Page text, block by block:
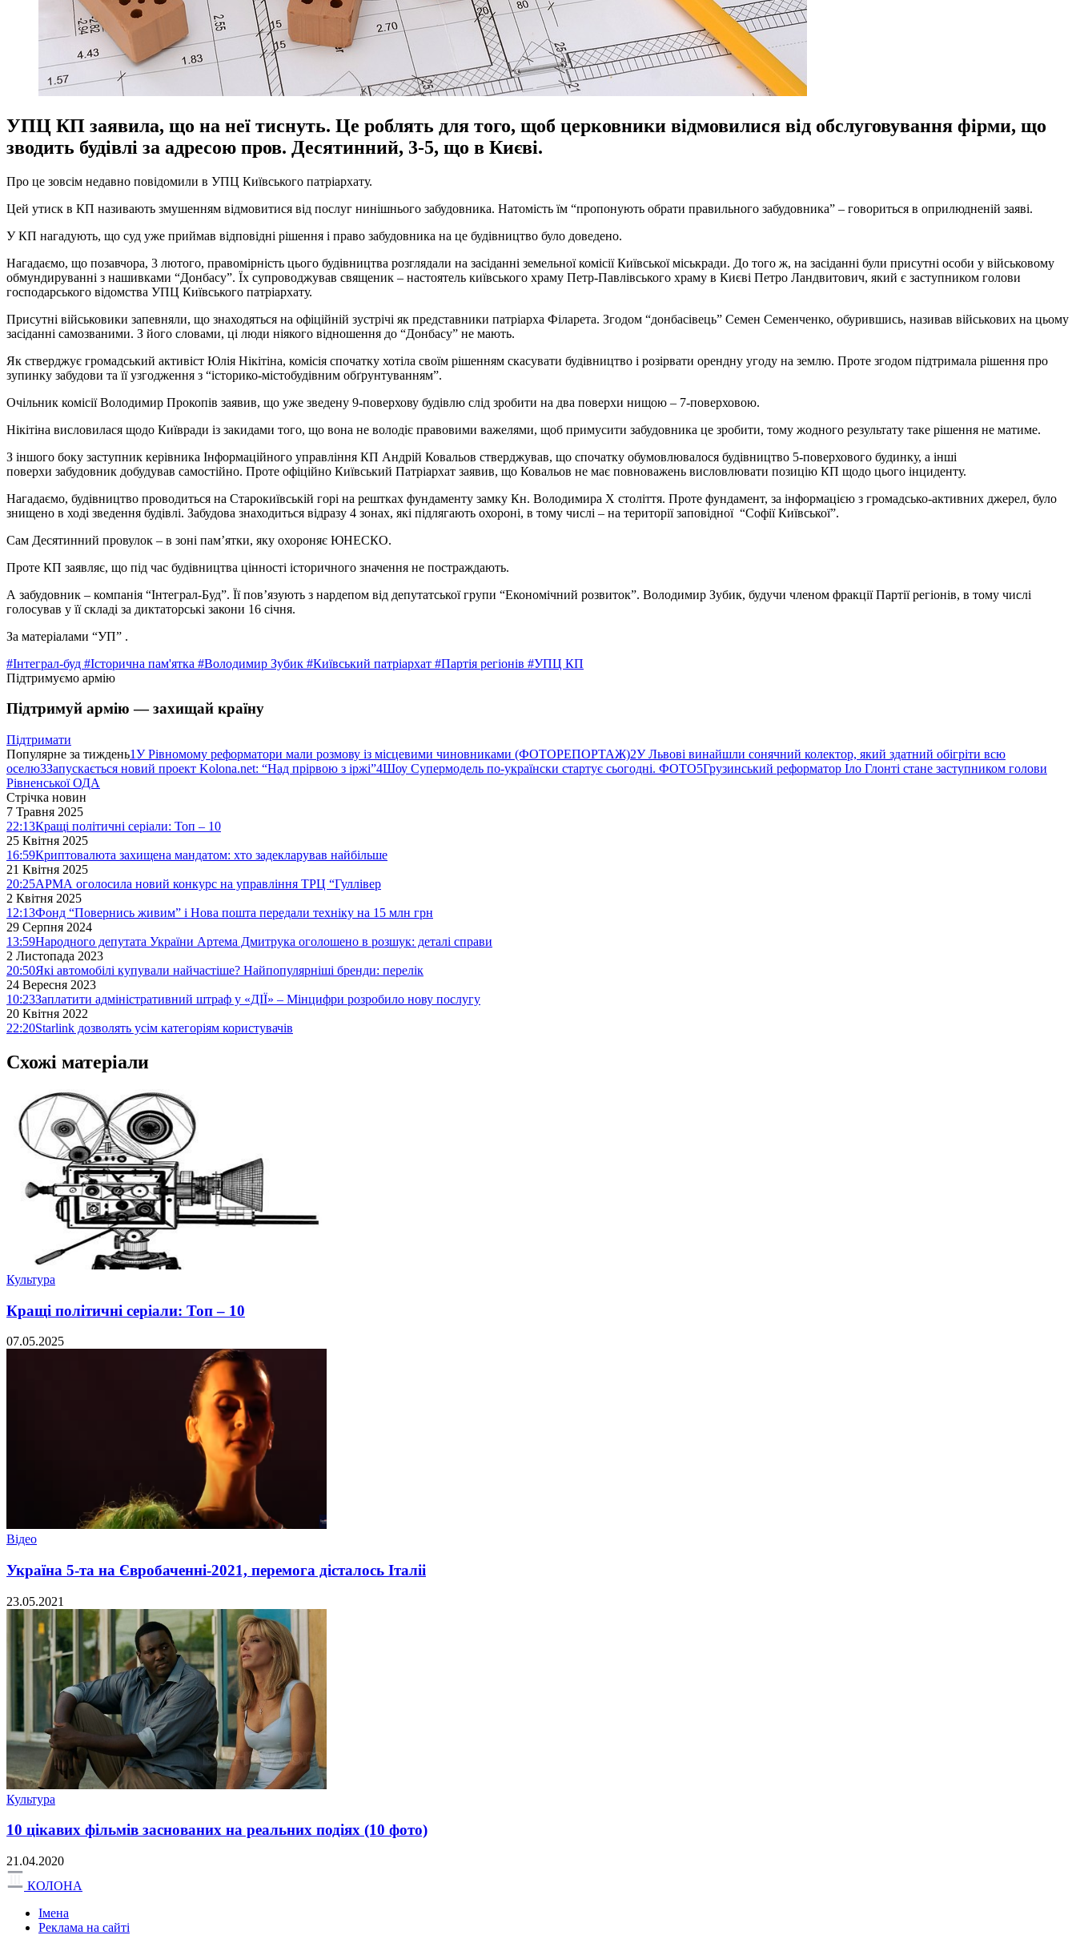
УПЦ КП заявила, що на неї тиснуть. Це роблять для того, щоб церковники відмовилися від обслуговування фірми, що
зводить будівлі за адресою пров. Десятинний, 3-5, що в Києві.
Про це зовсім недавно повідомили в УПЦ Київського патріархату.
Цей утиск в КП називають змушенням відмовитися від послуг нинішнього забудовника. Натомість їм “пропонують обрати правильного забудовника” – говориться в оприлюдненій заяві.
У КП нагадують, що суд уже приймав відповідні рішення і право забудовника на це будівництво було доведено.
Нагадаємо, що позавчора, 3 лютого, правомірність цього будівництва розглядали на засіданні земельної комісії Київської міськради. До того ж, на засіданні були присутні особи у військовому
обмундируванні з нашивками “Донбасу”. Їх супроводжував священик – настоятель київського храму Петр-Павлівського храму в Києві Петро Ландвитович, який є заступником голови
господарського відомства УПЦ Київського патріархату.
Присутні військовики запевняли, що знаходяться на офіційній зустрічі як представники патріарха Філарета. Згодом “донбасівець” Семен Семенченко, обурившись, називав військових на цьому
засіданні самозваними. З його словами, ці люди ніякого відношення до “Донбасу” не мають.
Як стверджує громадський активіст Юлія Нікітіна, комісія спочатку хотіла своїм рішенням скасувати будівництво і розірвати орендну угоду на землю. Проте згодом підтримала рішення про
зупинку забудови та її узгодження з “історико-містобудівним обґрунтуванням”.
Очільник комісії Володимир Прокопів заявив, що уже зведену 9-поверхову будівлю слід зробити на два поверхи нищою – 7-поверховою.
Нікітіна висловилася щодо Київради із закидами того, що вона не володіє правовими важелями, щоб примусити забудовника це зробити, тому жодного результату таке рішення не матиме.
З іншого боку заступник керівника Інформаційного управління КП Андрій Ковальов стверджував, що спочатку обумовлювалося будівництво 5-поверхового будинку, а інші
поверхи забудовник добудував самостійно. Проте офіційно Київський Патріархат заявив, що Ковальов не має повноважень висловлювати позицію КП щодо цього інциденту.
Нагадаємо, будівництво проводиться на Старокиївській горі на рештках фундаменту замку Кн. Володимира X століття. Проте фундамент, за інформацією з громадсько-активних джерел, було
знищено в ході зведення будівлі. Забудова знаходиться відразу 4 зонах, які підлягають охороні, в тому числі – на території заповідної “Софії Київської”.
Сам Десятинний провулок – в зоні пам’ятки, яку охороняє ЮНЕСКО.
Проте КП заявляє, що під час будівництва цінності історичного значення не постраждають.
А забудовник – компанія “Інтеграл-Буд”. Її пов’язують з нардепом від депутатської групи “Економічний розвиток”. Володимир Зубик, будучи членом фракції Партії регіонів, в тому числі
голосував у її складі за диктаторські закони 16 січня.
За матеріалами “УП” .
#Інтеграл-буд #Історична пам'ятка #Володимир Зубик #Київський патріархат #Партія регіонів #УПЦ КП
Підтримуємо армію
Підтримуй армію — захищай країну
Підтримати
Популярне за тиждень1У Рівномому реформатори мали розмову із місцевими чиновниками (ФОТОРЕПОРТАЖ)2У Львові винайшли сонячний колектор, який здатний обігріти всю
оселю3Запускається новий проект Kolona.net: “Над прірвою з іржі”4Шоу Супермодель по-українски стартує сьогодні. ФОТО5Грузинський реформатор Іло Глонті стане заступником голови
Рівненської ОДА
Стрічка новин
7 Травня 2025
22:13Кращі політичні серіали: Топ – 10
25 Квітня 2025
16:59Криптовалюта захищена мандатом: хто задекларував найбільше
21 Квітня 2025
20:25АРМА оголосила новий конкурс на управління ТРЦ “Гуллівер
2 Квітня 2025
12:13Фонд “Повернись живим” і Нова пошта передали техніку на 15 млн грн
29 Серпня 2024
13:59Народного депутата України Артема Дмитрука оголошено в розшук: деталі справи
2 Листопада 2023
20:50Які автомобілі купували найчастіше? Найпопулярніші бренди: перелік
24 Вересня 2023
10:23Заплатити адміністративний штраф у «ДІЇ» – Мінцифри розробило нову послугу
20 Квітня 2022
22:20Starlink дозволять усім категоріям користувачів
Схожі матеріали
Культура
Кращі політичні серіали: Топ – 10
07.05.2025
Відео
Україна 5-та на Євробаченні-2021, перемога дісталось Італіі
23.05.2021
Культура
10 цікавих фільмів заснованих на реальних подіях (10 фото)
21.04.2020
КОЛОНА
Імена
Реклама на сайті